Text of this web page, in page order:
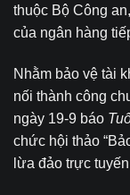
thuộc Bộ Công
của ngân hàng
Nhằm bảo vệ tài
nối thành công
ngày 19-9 báo
chức hội thảo
lừa đảo trực